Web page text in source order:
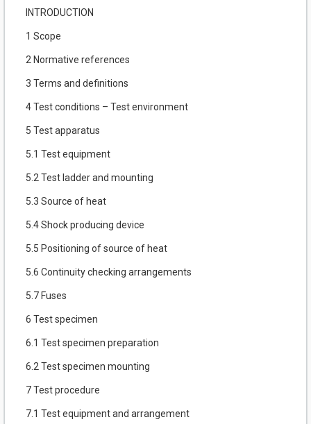
INTRODUCTION
1 Scope
2 Normative references
3 Terms and definitions
4 Test conditions – Test environment
5 Test apparatus
5.1 Test equipment
5.2 Test ladder and mounting
5.3 Source of heat
5.4 Shock producing device
5.5 Positioning of source of heat
5.6 Continuity checking arrangements
5.7 Fuses
6 Test specimen
6.1 Test specimen preparation
6.2 Test specimen mounting
7 Test procedure
7.1 Test equipment and arrangement